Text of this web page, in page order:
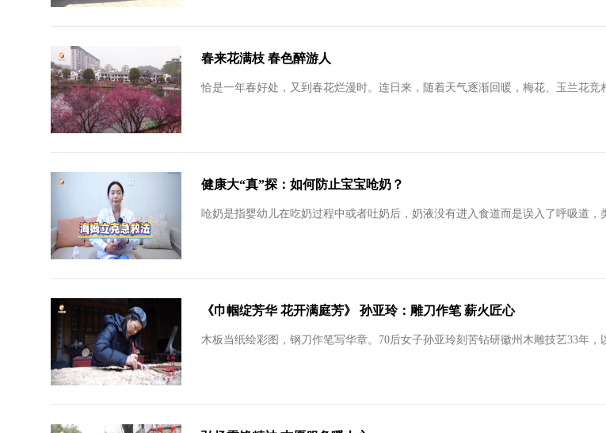
春来花满枝 春色醉游人
恰是一年春好处，又到春花烂漫时。连日来，随着天气逐渐回暖，梅花、玉兰花
健康大“真”探：如何防止宝宝呛奶？
呛奶是指婴幼儿在吃奶过程中或者吐奶后，奶液没有进入食道而是误入了呼吸道
《巾帼绽芳华 花开满庭芳》 孙亚玲：雕刀作笔 薪火匠心
木板当纸绘彩图，钢刀作笔写华章。70后女子孙亚玲刻苦钻研徽州木雕技艺33年